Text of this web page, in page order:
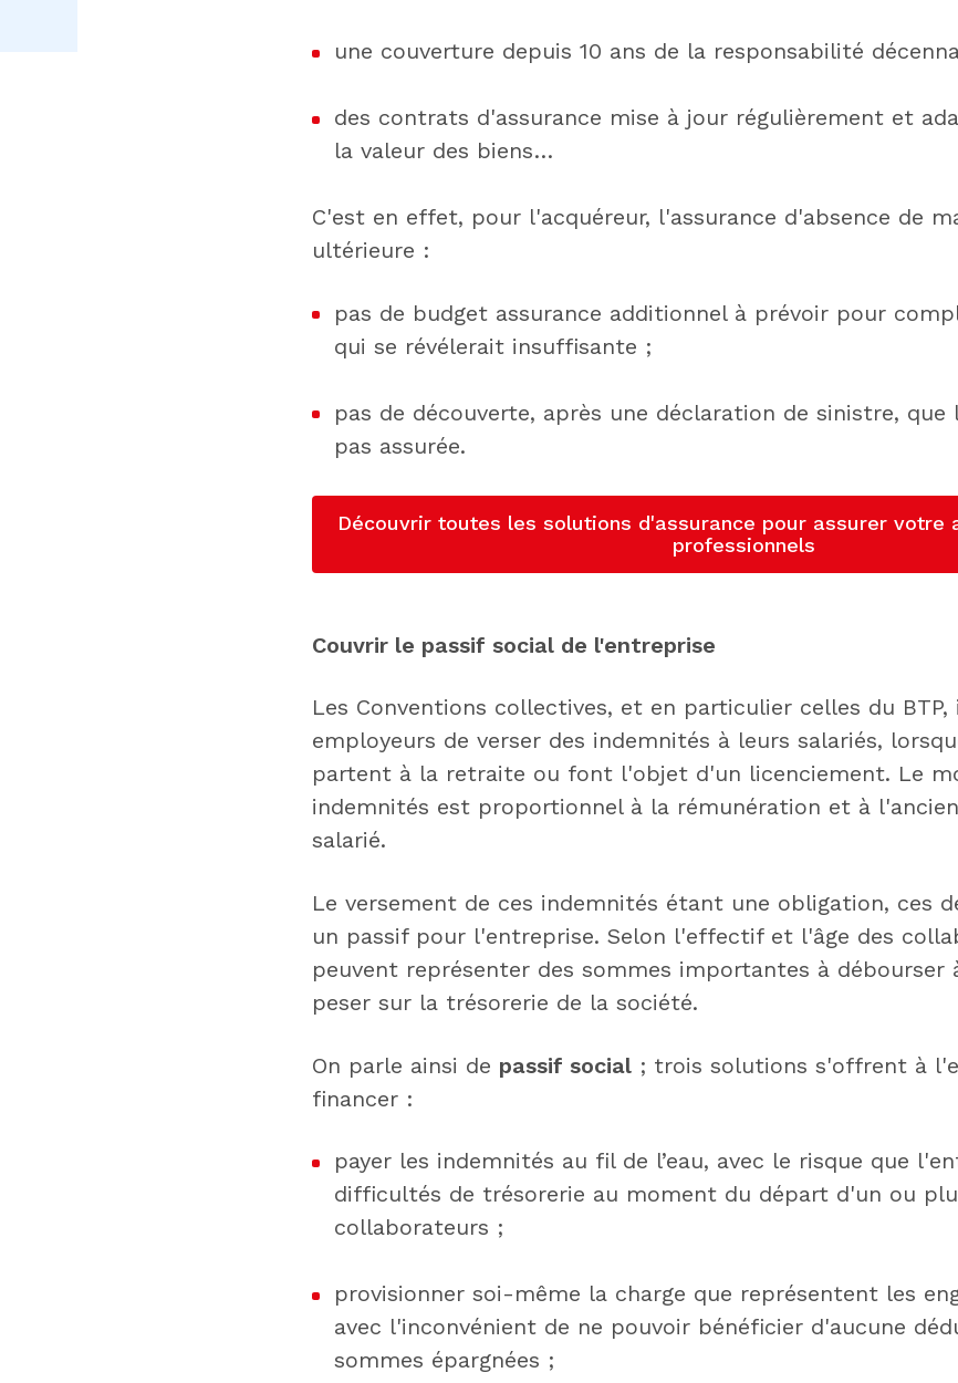
une couverture depuis 10 ans de la responsabilité
des contrats d'assurance mise à jour régulièrement et
la valeur des biens…
C'est en effet, pour l'acquéreur, l'assurance d'absence de
ultérieure :
pas de budget assurance additionnel à prévoir pour
qui se révélerait insuffisante ;
pas de découverte, après une déclaration de sinistre,
pas assurée.
Découvrir toutes les solutions d'assurance pour assurer votre
professionnels
Couvrir le passif social de l'entreprise
Les Conventions collectives, et en particulier celles du
employeurs de verser des indemnités à leurs salariés,
partent à la retraite ou font l'objet d'un licenciement. Le
indemnités est proportionnel à la rémunération et à
salarié.
Le versement de ces indemnités étant une obligation, ces
un passif pour l'entreprise. Selon l'effectif et l'âge des
peuvent représenter des sommes importantes à débourser
peser sur la trésorerie de la société.
On parle ainsi de passif social ; trois solutions s'offrent à
financer :
payer les indemnités au fil de l’eau, avec le risque que
difficultés de trésorerie au moment du départ d'un ou
collaborateurs ;
provisionner soi-même la charge que représentent les
avec l'inconvénient de ne pouvoir bénéficier d'aucune
sommes épargnées ;